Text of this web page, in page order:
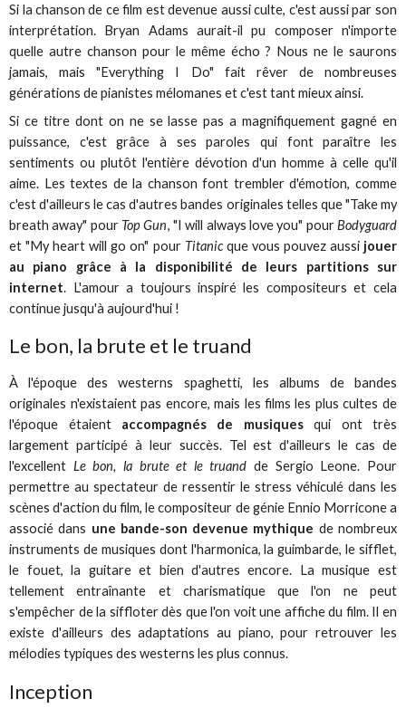
Si la chanson de ce film est devenue aussi culte, c'est aussi par son
interprétation. Bryan Adams aurait-il pu composer n'importe
quelle autre chanson pour le même écho ? Nous ne le saurons
jamais, mais "Everything I Do" fait rêver de nombreuses
générations de pianistes mélomanes et c'est tant mieux ainsi.
Si ce titre dont on ne se lasse pas a magnifiquement gagné en
puissance, c'est grâce à ses paroles qui font paraître les
sentiments ou plutôt l'entière dévotion d'un homme à celle qu'il
aime. Les textes de la chanson font trembler d'émotion, comme
c'est d'ailleurs le cas d'autres bandes originales telles que "Take my
breath away" pour Top Gun, "I will always love you" pourBodyguard
et "My heart will go on" pour Titanicque vous pouvez aussi jouer
au piano grâce à la disponibilité de leurs partitions sur
internet. L'amour a toujours inspiré les compositeurs et cela
continue jusqu'à aujourd'hui !
Le bon, la brute et le truand
À l'époque des westerns spaghetti, les albums de bandes
originales n'existaient pas encore, mais les films les plus cultes de
l'époque étaient accompagnés de musiquesqui ont très
largement participé à leur succès. Tel est d'ailleurs le cas de
l'excellent Le bon, la brute et le truand de Sergio Leone. Pour
permettre au spectateur de ressentir le stress véhiculé dans les
scènes d'action du film, le compositeur de génie Ennio Morricone a
associé dans une bande-son devenue mythique de nombreux
instruments de musiques dont l'harmonica, la guimbarde, le sifflet,
le fouet, la guitare et bien d'autres encore. La musique est
tellement entraînante et charismatique que l'on ne peut
s'empêcher de la siffloter dès que l'on voit une affiche du film. Il en
existe d'ailleurs des adaptations au piano, pour retrouver les
mélodies typiques des westerns les plus connus.
Inception